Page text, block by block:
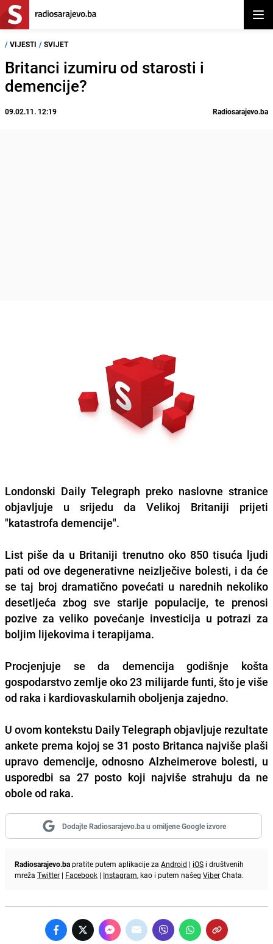
/ VIJESTI / SVIJET
Britanci izumiru od starosti i
demencije?
09.02.11. 12:19 Radiosarajevo.ba
Londonski Daily Telegraph preko naslovne stranice
objavljuje u srijedu da Velikoj Britaniji prijeti
"katastrofa demencije".
List piše da u Britaniji trenutno oko 850 tisuća ljudi
pati od ove degenerativne neizlječive bolesti, i da će
se taj broj dramatično povećati u narednih nekoliko
desetljeća zbog sve starije populacije, te prenosi
pozive za veliko povećanje investicija u potrazi za
boljim lijekovima i terapijama.
Procjenjuje se da demencija godišnje košta
gospodarstvo zemlje oko 23 milijarde funti, što je više
od raka i kardiovaskularnih oboljenja zajedno.
U ovom kontekstu Daily Telegraph objavljuje rezultate
ankete prema kojoj se 31 posto Britanca najviše plaši
upravo demencije, odnosno Alzheimerove bolesti, u
usporedbi sa 27 posto koji najviše strahuju da ne
obole od raka.
Dodajte Radiosarajevo.ba u omiljene Google izvore
Radiosarajevo.bapratite putem aplikacije za Android | iOS i društvenih
mreža Twitter | Facebook | Instagram, kao i putem našeg ViberChata.